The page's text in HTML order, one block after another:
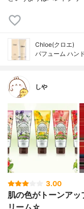
Chloe(クロエ)
パフューム ハン
しや
3.00
肌の色がトーンア